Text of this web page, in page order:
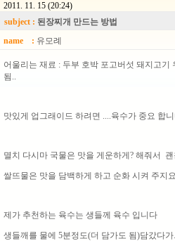
2011. 11. 15 (20:24)
subject : 된장찌개 만드는 방법
name : 유모례
어울리는 재료 : 두부 호박 포고버섯 돼지고
됨..
맛있게 업그래이드 하려면 ....육수가 중요 합니
멸치 다시마 국물은 맛을 게운하게? 해줘서 괜
쌀뜨물은 맛을 담백하게 하고 순화 시켜 주지
제가 추천하는 육수는 생들께 육수 입니다
생들깨를 물에 5분정도(더 담가도 됨)담갔다